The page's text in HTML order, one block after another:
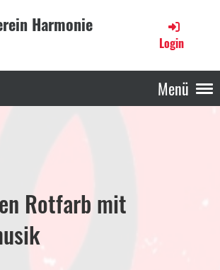
Harmonie
Login
Menü
Rotfarb mit